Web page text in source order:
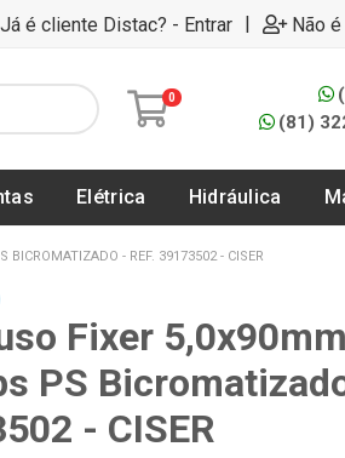
Já é cliente Distac? - Entrar | Não
0
(81)
Elétrica Hidráulica
- REF. 39173502 - CISER
Fixer
PS
- CISER